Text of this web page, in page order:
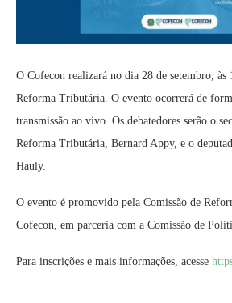
O Cofecon realizará no dia 28 de setembro, às
Reforma Tributária. O evento ocorrerá de
transmissão ao vivo. Os debatedores serão o
Reforma Tributária, Bernard Appy, e o
Hauly.
O evento é promovido pela Comissão de
Cofecon, em parceria com a Comissão de
Para inscrições e mais informações, acesse